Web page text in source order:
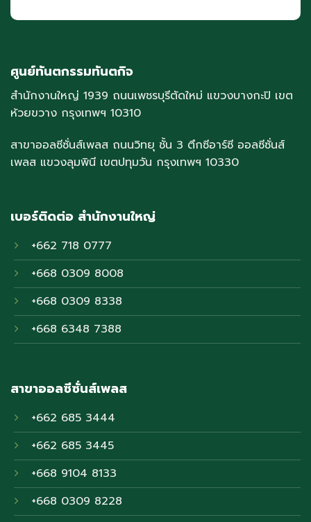
ศูนย์ทันตกรรมทันตกิจ
สำนักงานใหญ่ 1939 ถนนเพชรบุรีตัดใหม่ แขวงบางกะปิ เขต
ห้วยขวาง กรุงเทพฯ 10310
สาขาออลซีซั่นส์เพลส ถนนวิทยุ ชั้น 3 ตึกซีอาร์ซี ออลซีซั่นส์
เพลส แขวงลุมพินี เขตปทุมวัน กรุงเทพฯ 10330
เบอร์ติดต่อ สำนักงานใหญ่
+662 718 0777
+668 0309 8008
+668 0309 8338
+668 6348 7388
สาขาออลซีซั่นส์เพลส
+662 685 3444
+662 685 3445
+668 9104 8133
+668 0309 8228